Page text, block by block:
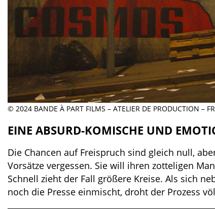
© 2024 BANDE À PART FILMS – ATELIER DE PRODUCTION –
EINE ABSURD-KOMISCHE UND
Die Chancen auf Freispruch sind gleich null,
Vorsätze vergessen. Sie will ihren zotteligen
Schnell zieht der Fall größere Kreise. Als sich
noch die Presse einmischt, droht der Prozess